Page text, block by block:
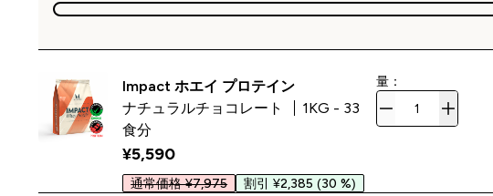
Impact ホエイ プロテイン
ナチュラルチョコレート
1KG - 33
食分
¥5,590‎
通常価格 ¥7,975 割引 ¥2,385 (30 %)
量：